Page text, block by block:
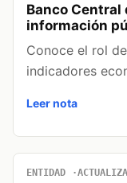
Banco Central
información
Conoce el rol
indicadores
Leer nota
ENTIDAD